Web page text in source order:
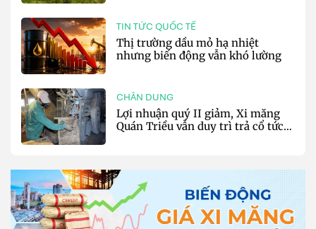
TIN TỨC QUỐC TẾ
Thị trường dầu mỏ hạ nhiệt
nhưng biến động vẫn khó lường
CHÂN DUNG
Lợi nhuận quý II giảm, Xi măng
Quán Triều vẫn duy trì trả cổ tức